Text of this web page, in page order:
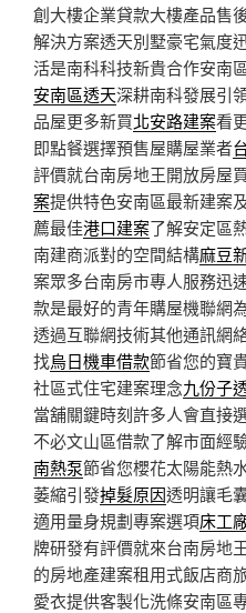
創大樓企業貸款大樓產品售
解決方案透天別墅豪宅氣度
活是南科科技新貴合作安南
安南區透天深耕南科發展引
品屋更多新買北安路建案看
即點餐選擇預售屋購屋業者
評價就台南房地王開放房屋
案提供特色安南區最新建案
薦最佳港口建案了解安定區
南建商派對的空間結構麻豆
案眾多台南房市專人服務迅
款是最好的青年購屋機聯網
透過互聯網技術其他通訊網
找烏日機車借款節省您的寶
社區式住宅建案理念九份子
當舖關鍵時刻許多人會直接
不必文山區借款了解市面經
南熱泵節省您櫻花太陽能熱
萎縮引發掉髮原因透明讓毛
適用量身規劃專案選項床工
牌研發有評價就來台南房地
的房地產建案租用式飯店商
愛衣提供客製化洗條安南區